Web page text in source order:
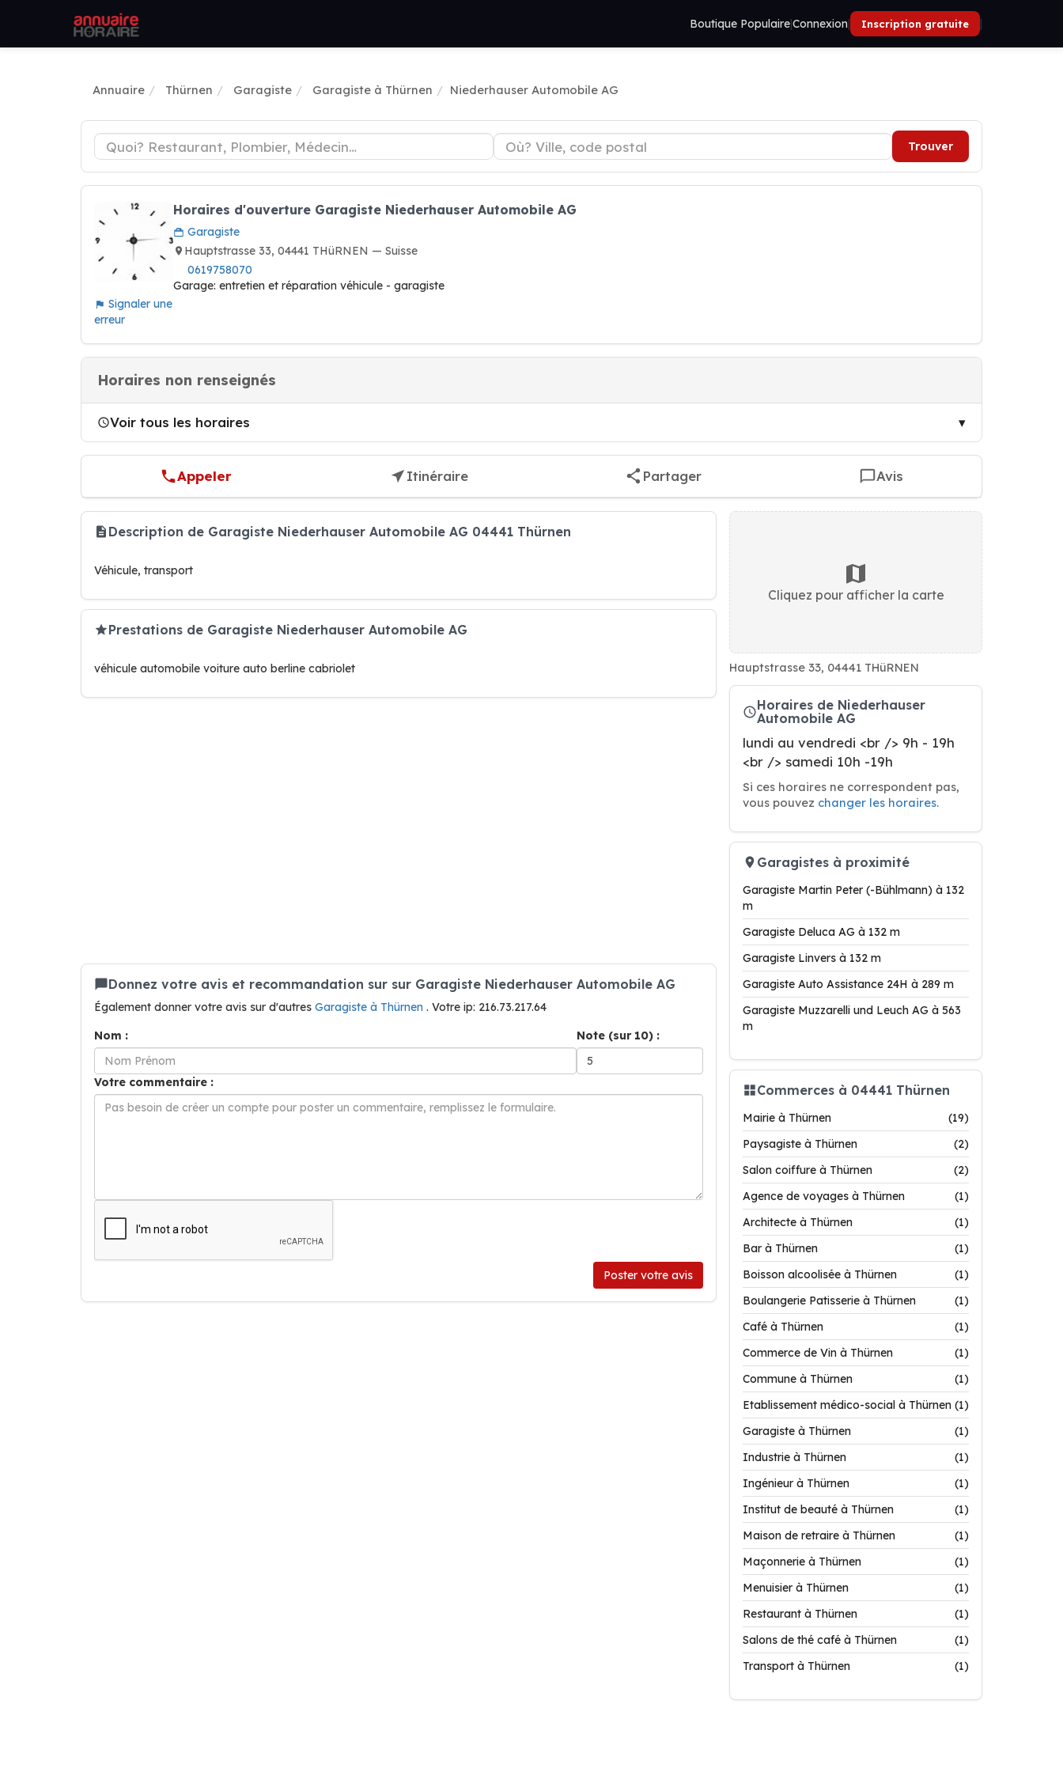
Boutique Populaire|Connexion| Inscription gratuite |
Annuaire Thürnen Garagiste Garagiste à Thürnen Niederhauser Automobile AG
Trouver
Signaler une
erreur
Horaires d'ouverture Garagiste Niederhauser Automobile AG
Garagiste
Hauptstrasse 33, 04441 THüRNEN — Suisse
0619758070
Garage: entretien et réparation véhicule - garagiste
Horaires non renseignés
Voir tous les horaires
Appeler Itinéraire Partager Avis
Description de Garagiste Niederhauser Automobile AG 04441 Thürnen
Véhicule, transport
Prestations de Garagiste Niederhauser Automobile AG
véhicule automobile voiture auto berline cabriolet
Donnez votre avis et recommandation sur sur Garagiste Niederhauser Automobile AG
Également donner votre avis sur d'autres Garagiste à Thürnen . Votre ip: 216.73.217.64
Nom :
Note (sur 10) :
Votre commentaire :
Poster votre avis
Cliquez pour afficher la carte
Hauptstrasse 33, 04441 THüRNEN
Horaires de Niederhauser
Automobile AG
lundi au vendredi <br /> 9h - 19h
<br /> samedi 10h -19h
Si ces horaires ne correspondent pas,
vous pouvez changer les horaires.
Garagistes à proximité
Garagiste Martin Peter (-Bühlmann) à 132
m
Garagiste Deluca AG à 132 m
Garagiste Linvers à 132 m
Garagiste Auto Assistance 24H à 289 m
Garagiste Muzzarelli und Leuch AG à 563
m
Commerces à 04441 Thürnen
Mairie à Thürnen
(19)
Paysagiste à Thürnen
(2)
Salon coiffure à Thürnen
(2)
Agence de voyages à Thürnen
(1)
Architecte à Thürnen
(1)
Bar à Thürnen
(1)
Boisson alcoolisée à Thürnen
(1)
Boulangerie Patisserie à Thürnen
(1)
Café à Thürnen
(1)
Commerce de Vin à Thürnen
(1)
Commune à Thürnen
(1)
Etablissement médico-social à Thürnen (1)
Garagiste à Thürnen
(1)
Industrie à Thürnen
(1)
Ingénieur à Thürnen
(1)
Institut de beauté à Thürnen
(1)
Maison de retraire à Thürnen
(1)
Maçonnerie à Thürnen
(1)
Menuisier à Thürnen
(1)
Restaurant à Thürnen
(1)
Salons de thé café à Thürnen
(1)
Transport à Thürnen
(1)